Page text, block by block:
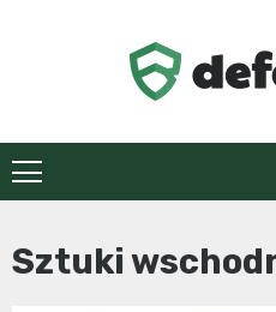
Sztuki